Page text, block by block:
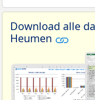
Download alle
Heumen